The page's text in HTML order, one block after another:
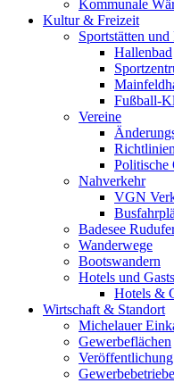
Kommunale
Kultur & Freizeit
Sportstätten
Hallenbad
Fußball-
Vereine
Politische
Nahverkehr
VGN
Badesee
Wanderwege
Bootswandern
Hotels und
Hotels &
Wirtschaft & Standort
Michelauer
Gewerbeflächen
Gewerbebetriebe